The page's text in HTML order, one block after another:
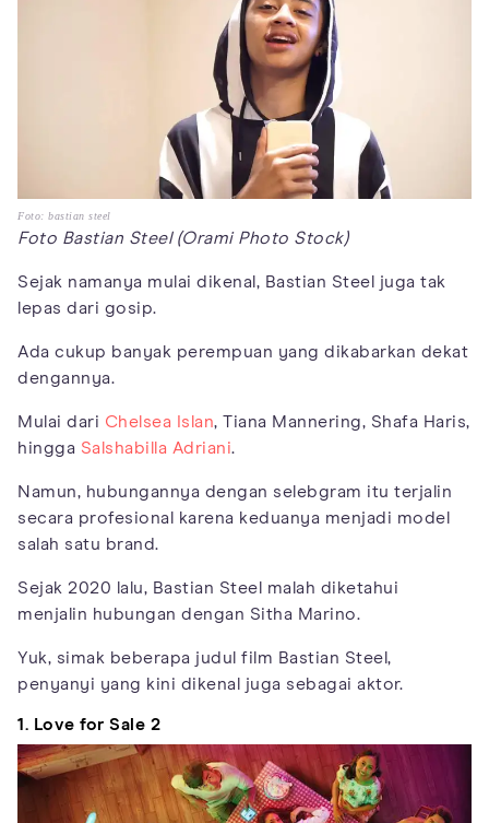
Foto: bastian steel
Foto Bastian Steel (Orami Photo Stock)
Sejak namanya mulai dikenal, Bastian Steel juga tak
lepas dari gosip.
Ada cukup banyak perempuan yang dikabarkan dekat
dengannya.
Mulai dari Chelsea Islan, Tiana Mannering, Shafa Haris,
hingga Salshabilla Adriani.
Namun, hubungannya dengan selebgram itu terjalin
secara profesional karena keduanya menjadi model
salah satu brand.
Sejak 2020 lalu, Bastian Steel malah diketahui
menjalin hubungan dengan Sitha Marino.
Yuk, simak beberapa judul film Bastian Steel,
penyanyi yang kini dikenal juga sebagai aktor.
1. Love for Sale 2